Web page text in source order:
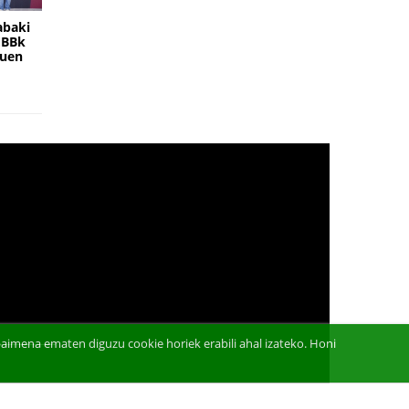
ematen diguzu cookie horiek erabili ahal izateko. Honi